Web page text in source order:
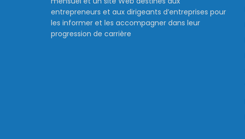
entrepreneurs et aux dirigeants d’entreprises pour
les informer et les accompagner dans leur
progression de carrière